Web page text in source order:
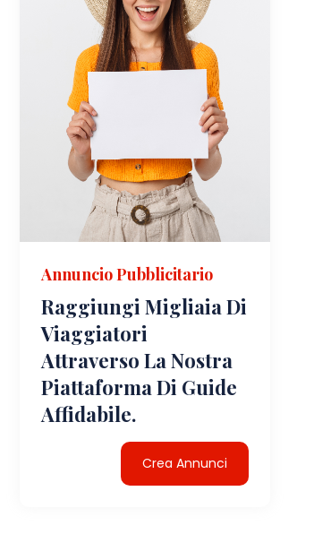
Annuncio Pubblicitario
Raggiungi Migliaia Di
Viaggiatori
Attraverso La Nostra
Piattaforma Di Guide
Affidabile.
Crea Annunci